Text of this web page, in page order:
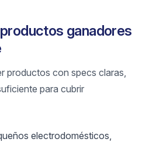
ganadores
productos con specs claras,
para cubrir
electrodomésticos,